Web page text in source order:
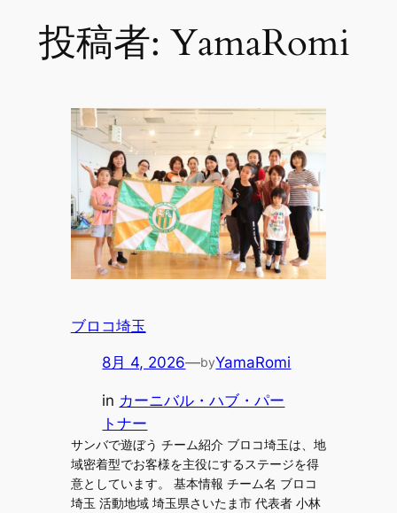
投稿者: YamaRomi
ブロコ埼玉
8月 4, 2026—byYamaRomi
in カーニバル・ハブ・パー
トナー
サンバで遊ぼう チーム紹介 ブロコ埼玉は、地
域密着型でお客様を主役にするステージを得
意としています。 基本情報 チーム名 ブロコ
埼玉 活動地域 埼玉県さいたま市 代表者 小林